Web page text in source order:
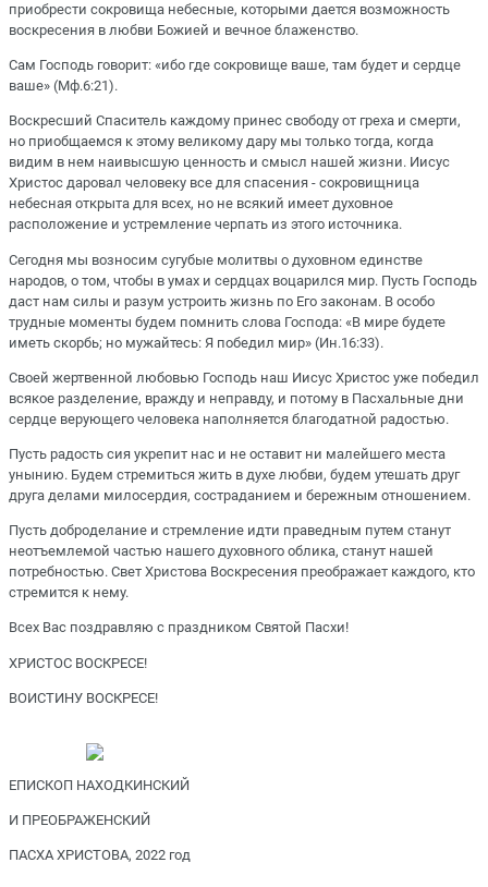
приобрести сокровища небесные, которыми дается возможность
воскресения в любви Божией и вечное блаженство.
Сам Господь говорит: «ибо где сокровище ваше, там будет и сердце
ваше» (Мф.6:21).
Воскресший Спаситель каждому принес свободу от греха и смерти,
но приобщаемся к этому великому дару мы только тогда, когда
видим в нем наивысшую ценность и смысл нашей жизни. Иисус
Христос даровал человеку все для спасения - сокровищница
небесная открыта для всех, но не всякий имеет духовное
расположение и устремление черпать из этого источника.
Сегодня мы возносим сугубые молитвы о духовном единстве
народов, о том, чтобы в умах и сердцах воцарился мир. Пусть Господь
даст нам силы и разум устроить жизнь по Его законам. В особо
трудные моменты будем помнить слова Господа: «В мире будете
иметь скорбь; но мужайтесь: Я победил мир» (Ин.16:33).
Своей жертвенной любовью Господь наш Иисус Христос уже победил
всякое разделение, вражду и неправду, и потому в Пасхальные дни
сердце верующего человека наполняется благодатной радостью.
Пусть радость сия укрепит нас и не оставит ни малейшего места
унынию. Будем стремиться жить в духе любви, будем утешать друг
друга делами милосердия, состраданием и бережным отношением.
Пусть доброделание и стремление идти праведным путем станут
неотъемлемой частью нашего духовного облика, станут нашей
потребностью. Свет Христова Воскресения преображает каждого, кто
стремится к нему.
Всех Вас поздравляю с праздником Святой Пасхи!
ХРИСТОС ВОСКРЕСЕ!
ВОИСТИНУ ВОСКРЕСЕ!
ЕПИСКОП НАХОДКИНСКИЙ
И ПРЕОБРАЖЕНСКИЙ
ПАСХА ХРИСТОВА, 2022 год